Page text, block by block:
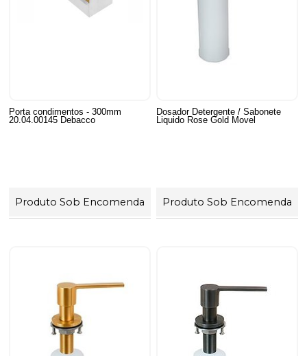
Porta condimentos - 300mm
20.04.00145 Debacco
Produto Sob Encomenda
Dosador Detergente / Sabonete
Liquido Rose Gold Movel
Produto Sob Encomenda